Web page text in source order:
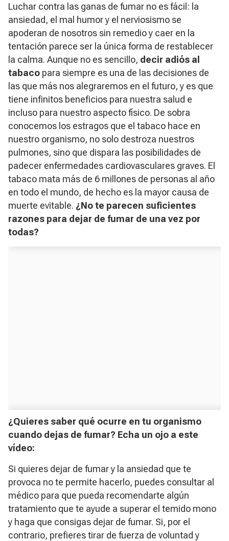
Luchar contra las ganas de fumar no es fácil: la
ansiedad, el mal humor y el nerviosismo se
apoderan de nosotros sin remedio y caer en la
tentación parece ser la única forma de restablecer
la calma. Aunque no es sencillo, decir adiós al
tabaco para siempre es una de las decisiones de
las que más nos alegraremos en el futuro, y es que
tiene infinitos beneficios para nuestra salud e
incluso para nuestro aspecto físico. De sobra
conocemos los estragos que el tabaco hace en
nuestro organismo, no solo destroza nuestros
pulmones, sino que dispara las posibilidades de
padecer enfermedades cardiovasculares graves. El
tabaco mata más de 6 millones de personas al año
en todo el mundo, de hecho es la mayor causa de
muerte evitable. ¿No te parecen suficientes
razones para dejar de fumar de una vez por
todas?
¿Quieres saber qué ocurre en tu organismo
cuando dejas de fumar? Echa un ojo a este
vídeo:
Si quieres dejar de fumar y la ansiedad que te
provoca no te permite hacerlo, puedes consultar al
médico para que pueda recomendarte algún
tratamiento que te ayude a superar el temido mono
y haga que consigas dejar de fumar. Si, por el
contrario, prefieres tirar de fuerza de voluntad y